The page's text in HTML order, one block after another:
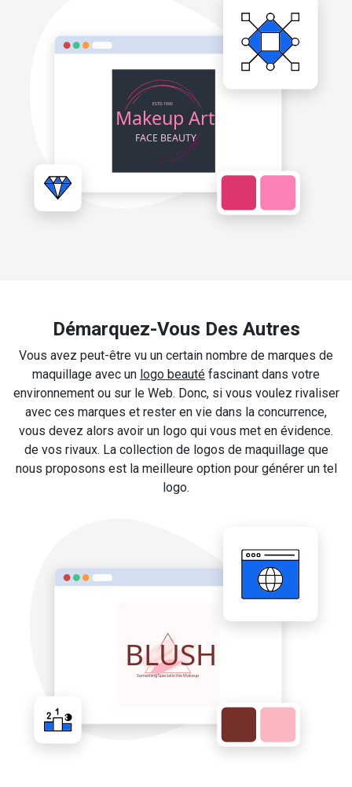
Démarquez-Vous Des Autres
Vous avez peut-être vu un certain nombre de marques de
maquillage avec un logo beauté fascinant dans votre
environnement ou sur le Web. Donc, si vous voulez rivaliser
avec ces marques et rester en vie dans la concurrence,
vous devez alors avoir un logo qui vous met en évidence.
de vos rivaux. La collection de logos de maquillage que
nous proposons est la meilleure option pour générer un tel
logo.